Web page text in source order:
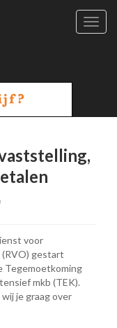
voor
gestart
Tegemoetkoming
mkb (TEK).
je graag over